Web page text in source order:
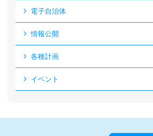
電子自治体
情報公開
各種計画
イベント